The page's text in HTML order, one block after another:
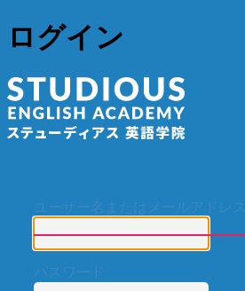
ログイン
ユーザー名またはメールアドレス
パスワード